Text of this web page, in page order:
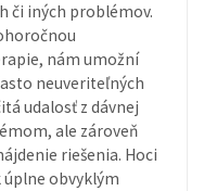
či iných problémov.
nám umožní
neuveriteľných
udalosť z dávnej
ale zároveň
riešenia. Hoci
obvyklým